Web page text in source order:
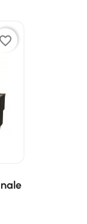
favorite_border